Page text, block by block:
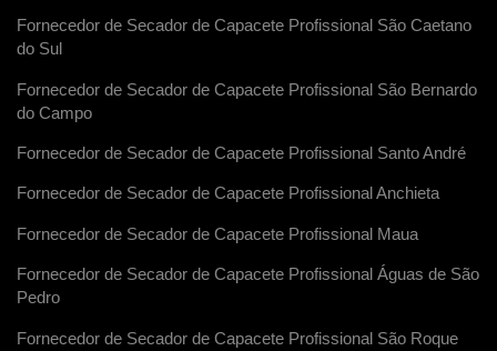
Fornecedor de Secador de Capacete Profissional São Caetano
do Sul
Fornecedor de Secador de Capacete Profissional São Bernardo
do Campo
Fornecedor de Secador de Capacete Profissional Santo André
Fornecedor de Secador de Capacete Profissional Anchieta
Fornecedor de Secador de Capacete Profissional Maua
Fornecedor de Secador de Capacete Profissional Águas de São
Pedro
Fornecedor de Secador de Capacete Profissional São Roque